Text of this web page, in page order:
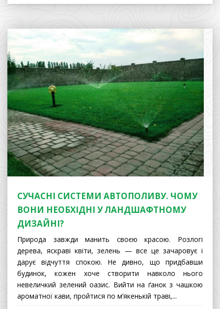
СУЧАСНІ СИСТЕМИ АВТОПОЛИВУ. ЧОМУ
ВОНИ НЕОБХІДНІ У ЛАНДШАФТНОМУ
ДИЗАЙНІ?
Природа завжди манить своєю красою. Розлогі
дерева, яскраві квіти, зелень — все це зачаровує і
дарує відчуття спокою. Не дивно, що придбавши
будинок, кожен хоче створити навколо нього
невеличкий зелений оазис. Вийти на ґанок з чашкою
ароматної кави, пройтися по м’якенькій траві,...